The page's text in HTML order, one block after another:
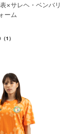
×サレヘ・ベンバリ
ーム
（1）